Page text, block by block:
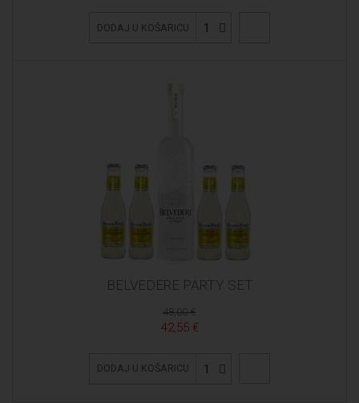
DODAJ U KOŠARICU 1
BELVEDERE PARTY SET
48,00 €
42,55 €
DODAJ U KOŠARICU 1